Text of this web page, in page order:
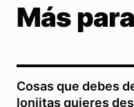
Más
Cosas que debes
lonjitas quieres